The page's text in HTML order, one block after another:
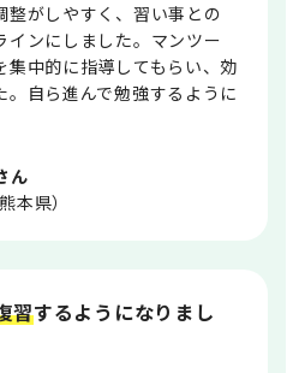
ん
本県）
整がしやすく、習い事との
インにしました。マンツー
集中的に指導してもらい、効
。自ら進んで勉強するように
習するようになりまし